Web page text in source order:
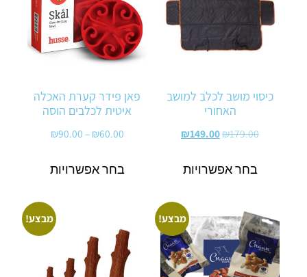
כיסוי מושב לכלב למושב
האחורי
₪179.00
₪149.00
בחר אפשרויות
פאן פידר קערת האכלה
איטית לכלבים הוסה
₪60.00
–
₪90.00
בחר אפשרויות
מבצע! מבצע!